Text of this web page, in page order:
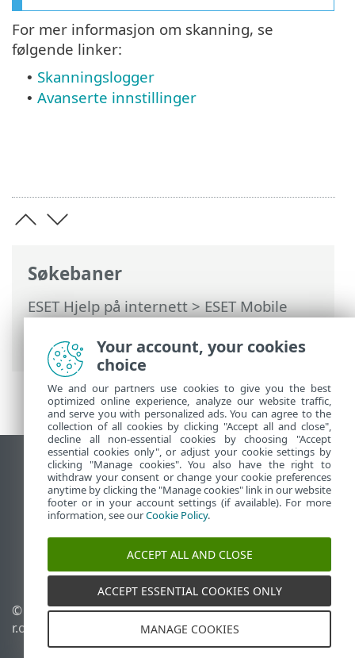
Søkebaner
ESET Hjelp på internett>ESET Mobile
Security > Virusbeskyttelse
For mer informasjon om skanning, se
følgende linker:
• Skanningslogger
• Avanserte innstillinger
Se fullversjon av siden
End of Life
ESET Kunnskapsbase
ESET Status Portal
Lokal støtte
© 1992-2026ESET, spol. s
r.o. – Med enerett.
Administrer
informasjonskapsler
Retningslinjer for
Your account, your cookies
choice
We and our partners use cookies to give you the best
optimized online experience, analyze our website traffic,
and serve you with personalized ads. You can agree to the
collection of all cookies by clicking "Accept all and close",
decline all non-essential cookies by choosing "Accept
essential cookies only", or adjust your cookie settings by
clicking "Manage cookies". You also have the right to
withdraw your consent or change your cookie preferences
anytime by clicking the "Manage cookies" link in our website
footer or in your account settings (if available). For more
information, see ourCookie Policy.
ACCEPT ALL AND CLOSE
ACCEPT ESSENTIAL COOKIES ONLY
MANAGE COOKIES